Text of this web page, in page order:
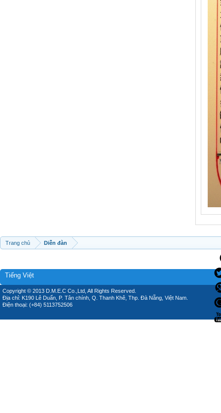
Trang chủ Diễn đàn
Tiếng Việt
Copyright © 2013 D.M.E.C Co.,Ltd, All Rights Reserved.
Địa chỉ: K190 Lê Duẩn, P. Tân chính, Q. Thanh Khê, Thp. Đà Nẵng, Việt Nam.
Điện thoại: (+84) 5113752506